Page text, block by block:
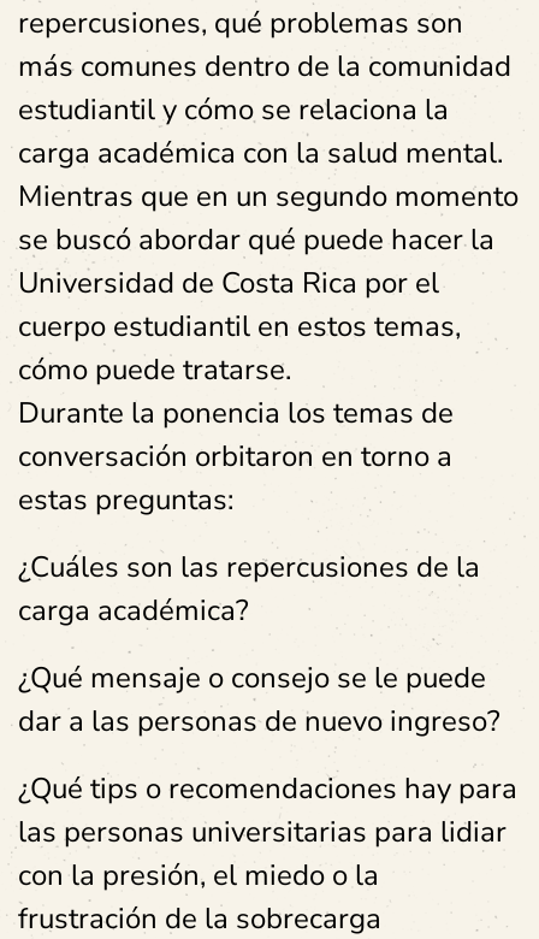
repercusiones, qué problemas son
más comunes dentro de la comunidad
estudiantil y cómo se relaciona la
carga académica con la salud mental.
Mientras que en un segundo momento
se buscó abordar qué puede hacer la
Universidad de Costa Rica por el
cuerpo estudiantil en estos temas,
cómo puede tratarse.
Durante la ponencia los temas de
conversación orbitaron en torno a
estas preguntas:
¿Cuáles son las repercusiones de la
carga académica?
¿Qué mensaje o consejo se le puede
dar a las personas de nuevo ingreso?
¿Qué tips o recomendaciones hay para
las personas universitarias para lidiar
con la presión, el miedo o la
frustración de la sobrecarga